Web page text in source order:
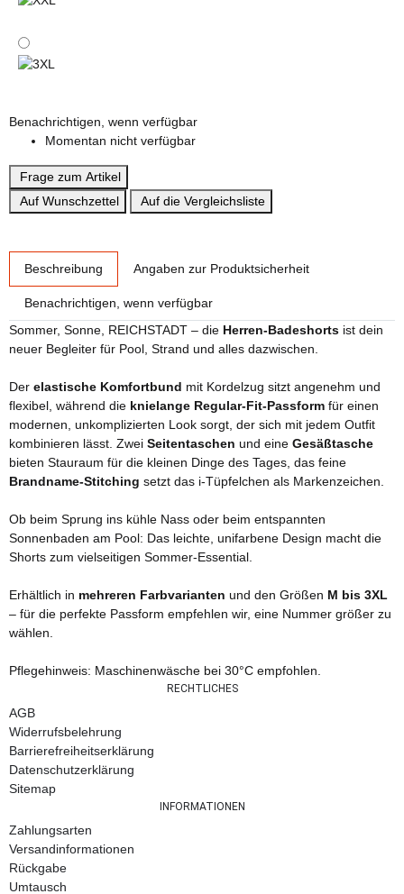
XXL
Benachrichtigen, wenn verfügbar
Momentan nicht verfügbar
Frage zum Artikel
Auf Wunschzettel
Auf die Vergleichsliste
Beschreibung Angaben zur Produktsicherheit
Benachrichtigen, wenn verfügbar
Sommer, Sonne, REICHSTADT – die Herren-Badeshorts ist dein
neuer Begleiter für Pool, Strand und alles dazwischen.
Der elastische Komfortbund mit Kordelzug sitzt angenehm und
flexibel, während die knielange Regular-Fit-Passform für einen
modernen, unkomplizierten Look sorgt, der sich mit jedem Outfit
kombinieren lässt. Zwei Seitentaschen und eine Gesäßtasche
bieten Stauraum für die kleinen Dinge des Tages, das feine
Brandname-Stitching setzt das i-Tüpfelchen als Markenzeichen.
Ob beim Sprung ins kühle Nass oder beim entspannten
Sonnenbaden am Pool: Das leichte, unifarbene Design macht die
Shorts zum vielseitigen Sommer-Essential.
Erhältlich in mehreren Farbvarianten und den Größen M bis 3XL
– für die perfekte Passform empfehlen wir, eine Nummer größer zu
wählen.
Pflegehinweis: Maschinenwäsche bei 30°C empfohlen.
RECHTLICHES
AGB
Widerrufsbelehrung
Barrierefreiheitserklärung
Datenschutzerklärung
Sitemap
INFORMATIONEN
Zahlungsarten
Versandinformationen
Rückgabe
Umtausch